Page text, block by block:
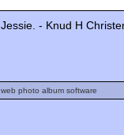
- Knud H
photo album software